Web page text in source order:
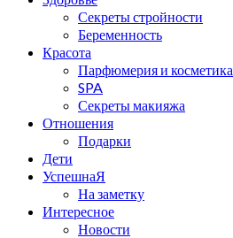
Секреты стройности
Беременность
Красота
Парфюмерия и косметика
SPA
Секреты макияжа
Отношения
Подарки
Дети
УспешнаЯ
На заметку
Интересное
Новости